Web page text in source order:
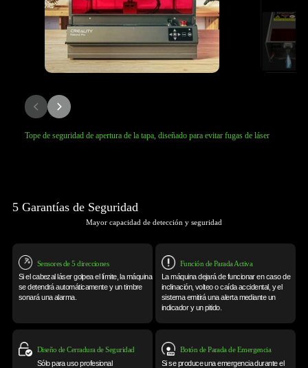
Tope de seguridad de apertura de la tapa, diseñado para evitar fugas de láser
5 Garantías de Seguridad
Mayor capacidad de detección y seguridad
Sensores de 5 direcciones
Si el cabezal láser golpea el límite, la máquina
se detendrá automáticamente y un timbre
sonaráuna alarma.
Función de Parada Activa
La máquina dejará de funcionar en caso de
inclinación,volteo o caída accidental, y el
sistema emitirá unaalerta mediante un
indicador y un pitido.
Diseño de Cerradura de Seguridad
Sólo para uso profesional
Botón de Parada de Emergencia
Si se produce una emergencia durante el